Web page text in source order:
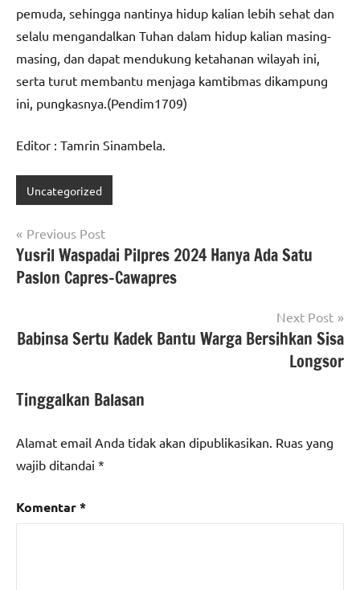
pemuda, sehingga nantinya hidup kalian lebih sehat dan
selalu mengandalkan Tuhan dalam hidup kalian masing-
masing, dan dapat mendukung ketahanan wilayah ini,
serta turut membantu menjaga kamtibmas dikampung
ini, pungkasnya.(Pendim1709)
Editor : Tamrin Sinambela.
Uncategorized
Navigasi
pos
Previous Post
Yusril Waspadai Pilpres 2024 Hanya Ada Satu
Paslon Capres-Cawapres
Next Post
Babinsa Sertu Kadek Bantu Warga Bersihkan Sisa
Longsor
Tinggalkan Balasan
Alamat email Anda tidak akan dipublikasikan. Ruas yang
wajib ditandai *
Komentar*